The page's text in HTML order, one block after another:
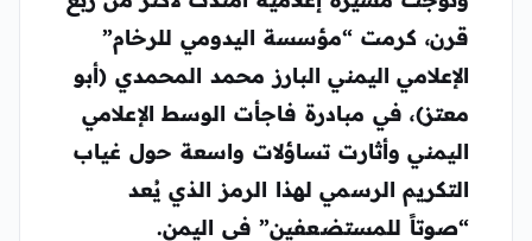
قرن، كرمت “مؤسسة اليدومي للرخام”
الإعلامي اليمني البارز محمد المحمدي (أبو
معتز)، في مبادرة فاجأت الوسط الإعلامي
اليمني وأثارت تساؤلات واسعة حول غياب
التكريم الرسمي لهذا الرمز الذي يُعد
“صوتاً للمستضعفين” في اليمن.